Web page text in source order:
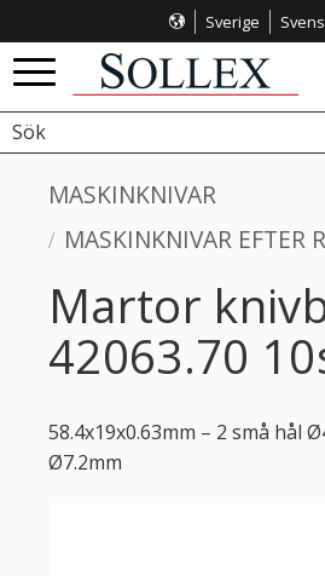
Meny
Sverige
MASKINKNIVAR
MASKINKNIVAR EFTER
Martor
42063.70
58.4x19x0.63mm – 2 små hål
Ø7.2mm